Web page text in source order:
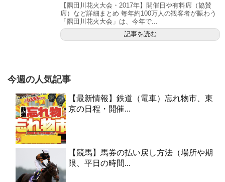
【隅田川花火大会・2017年】開催日や有料席（協賛
席）など詳細まとめ 毎年約100万人の観客者が賑わう
「隅田川花火大会」は、今年で...
記事を読む
今週の人気記事
【最新情報】鉄道（電車）忘れ物市、東
京の日程・開催...
【競馬】馬券の払い戻し方法（場所や期
限、平日の時間...